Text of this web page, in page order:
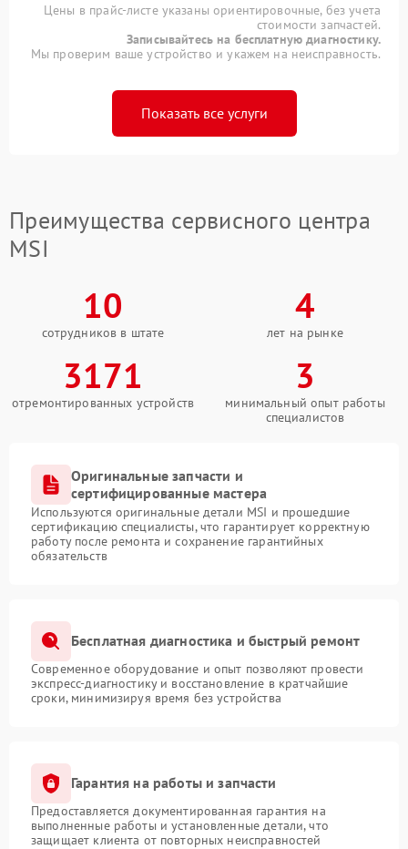
Цены в прайс-листе указаны ориентировочные, без учета
стоимости запчастей.
Записывайтесь на бесплатную диагностику.
Мы проверим ваше устройство и укажем на неисправность.
Показать все услуги
Преимущества сервисного центра
MSI
10
сотрудников в штате
4
лет на рынке
3171
отремонтированных устройств
3
минимальный опыт работы
специалистов
Оригинальные запчасти и
сертифицированные мастера
Используются оригинальные детали MSI и прошедшие
сертификацию специалисты, что гарантирует корректную
работу после ремонта и сохранение гарантийных
обязательств
Бесплатная диагностика и быстрый ремонт
Современное оборудование и опыт позволяют провести
экспресс-диагностику и восстановление в кратчайшие
сроки, минимизируя время без устройства
Гарантия на работы и запчасти
Предоставляется документированная гарантия на
выполненные работы и установленные детали, что
защищает клиента от повторных неисправностей